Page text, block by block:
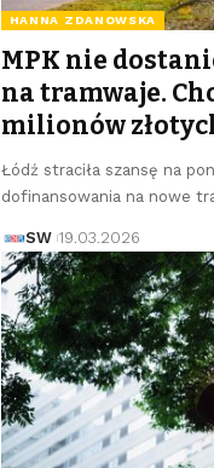
HANNA ZDANOWSKA
MPK nie
na tramwaje.
milionów
Łódź straciła szansę na
dofinansowania na nowe
SW 19.03.2026